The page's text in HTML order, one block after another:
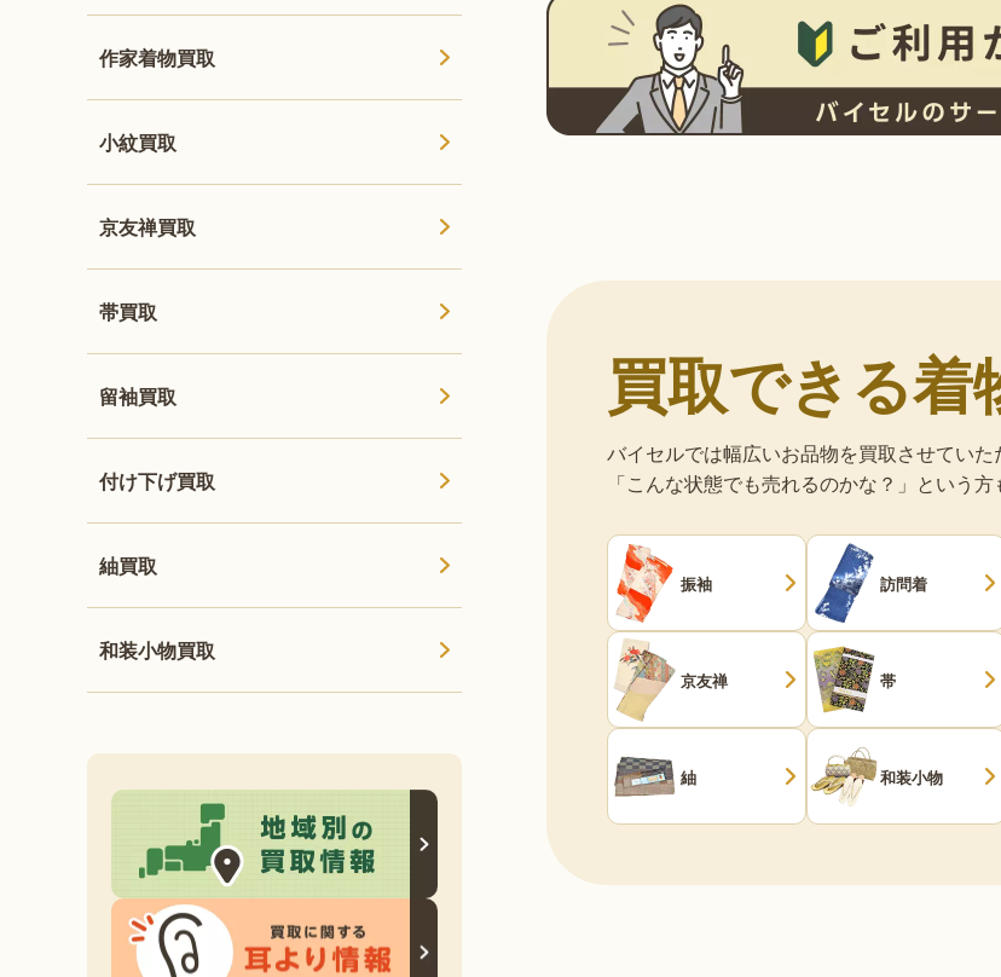
買取できる着
バイセルでは幅広いお品物を買取させていた
「こんな状態でも売れるのかな？」という方
振袖 訪問着
京友禅 帯
紬 和装小物
作家着物買取
小紋買取
京友禅買取
帯買取
留袖買取
付け下げ買取
紬買取
和装小物買取